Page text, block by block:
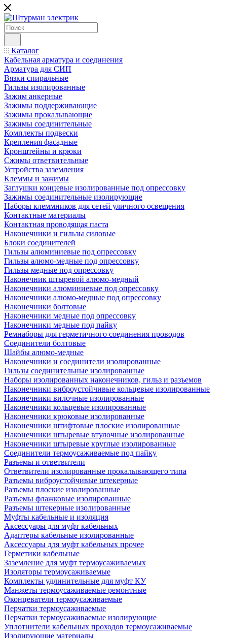
Каталог
Кабельная арматура и соединения
Арматура для СИП
Вязки спиральные
Гильзы изолированные
Зажим анкерные
Зажимы поддерживающие
Зажимы прокалывающие
Зажимы соединительные
Комплекты подвески
Крепления фасадные
Кронштейны и крюки
Сжимы ответвительные
Устройства заземления
Клеммы и зажимы
Заглушки концевые изолированные под опрессовку
Зажимы соединительные изолирующие
Наборы клеммников для сетей уличного освещения
Контактные материалы
Контактная проводящая паста
Наконечники и гильзы силовые
Блоки соединителей
Гильзы алюминиевые под опрессовку
Гильзы алюмо-медные под опрессовку
Гильзы медные под опрессовку
Наконечник штыревой алюмо-медный
Наконечники алюминиевые под опрессовку
Наконечники алюмо-медные под опрессовку
Наконечники болтовые
Наконечники медные под опрессовку
Наконечники медные под пайку
Ремнаборы для герметичного соединения проводов
Соединители болтовые
Шайбы алюмо-медные
Наконечники и соединители изолированные
Гильзы соединительные изолированные
Наборы изолированных наконечников, гильз и разъемов
Наконечники виброустойчивые кольцевые изолированные
Наконечники вилочные изолированные
Наконечники кольцевые изолированные
Наконечники крюковые изолированные
Наконечники штифтовые плоские изолированные
Наконечники штыревые втулочные изолированные
Наконечники штыревые круглые изолированные
Соединители термоусаживаемые под пайку
Разъемы и ответвители
Ответвители изолированные прокалывающего типа
Разъемы виброустойчивые штекерные
Разъемы плоские изолированные
Разъемы флажковые изолированные
Разъемы штекерные изолированные
Муфты кабельные и изоляция
Аксессуары для муфт кабельных
Адаптеры кабельные изолированные
Аксессуары для муфт кабельных прочее
Герметики кабельные
Заземление для муфт термоусаживаемых
Изоляторы термоусаживаемые
Комплекты удлинительные для муфт КУ
Манжеты термоусаживаемые ремонтные
Оконцеватели термоусаживаемые
Перчатки термоусаживаемые
Перчатки термоусаживаемые изолирующие
Уплотнители кабельных проходов термоусаживаемые
Изолирующие материалы